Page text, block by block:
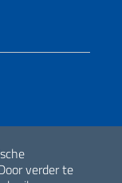
verder te
di accessibilità